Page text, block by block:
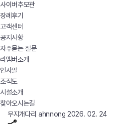
사이버추모관
장례후기
고객센터
공지사항
자주묻는 질문
리멤버소개
인사말
조직도
시설소개
찾아오시는길
무지개다리 ahnnong 2026. 02. 24